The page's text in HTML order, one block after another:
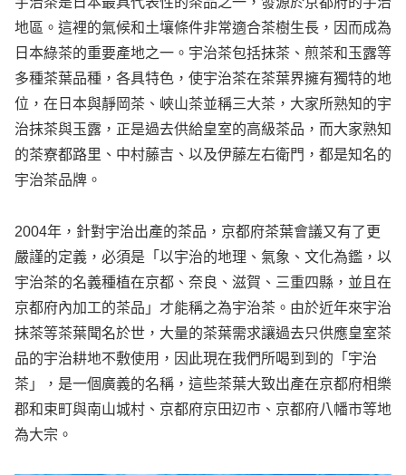
地區。這裡的氣候和土壤條件非常適合茶樹生長，因而成為
日本綠茶的重要產地之一。宇治茶包括抹茶、煎茶和玉露等
多種茶葉品種，各具特色，使宇治茶在茶葉界擁有獨特的地
位，在日本與靜岡茶、峽山茶並稱三大茶，大家所熟知的宇
治抹茶與玉露，正是過去供給皇室的高級茶品，而大家熟知
的茶寮都路里、中村藤吉、以及伊藤左右衛門，都是知名的
宇治茶品牌。
2004年，針對宇治出產的茶品，京都府茶葉會議又有了更
嚴謹的定義，必須是「以宇治的地理、氣象、文化為鑑，以
宇治茶的名義種植在京都、奈良、滋賀、三重四縣，並且在
京都府內加工的茶品」才能稱之為宇治茶。由於近年來宇治
抹茶等茶葉聞名於世，大量的茶葉需求讓過去只供應皇室茶
品的宇治耕地不敷使用，因此現在我們所喝到到的「宇治
茶」，是一個廣義的名稱，這些茶葉大致出產在京都府相樂
郡和束町與南山城村、京都府京田辺市、京都府八幡市等地
為大宗。